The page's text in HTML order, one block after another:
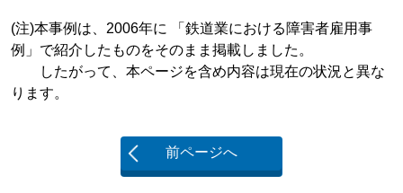
(注)本事例は、2006年に 「鉄道業における障害者雇用事
例」で紹介したものをそのまま掲載しました。
したがって、本ページを含め内容は現在の状況と異な
ります。
前ページへ